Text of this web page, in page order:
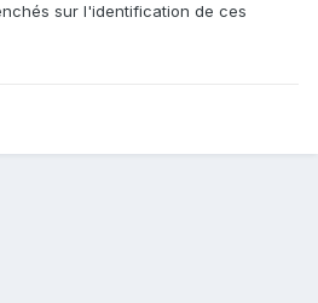
sur l'identification de ces